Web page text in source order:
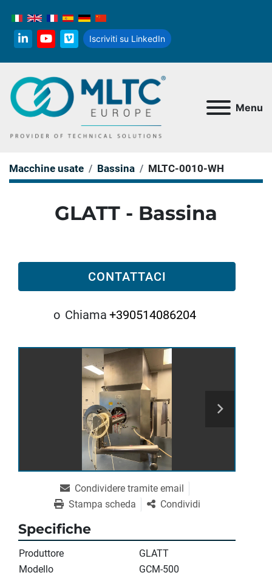
linkedinyoutube
vimeo
Iscriviti su LinkedIn
Menu
Macchine usate Bassina MLTC-0010-WH
GLATT - Bassina
CONTATTACI
o Chiama +390514086204
Condividere tramite email
Stampa scheda
Condividi
Specifiche
Produttore
GLATT
Modello
GCM-500